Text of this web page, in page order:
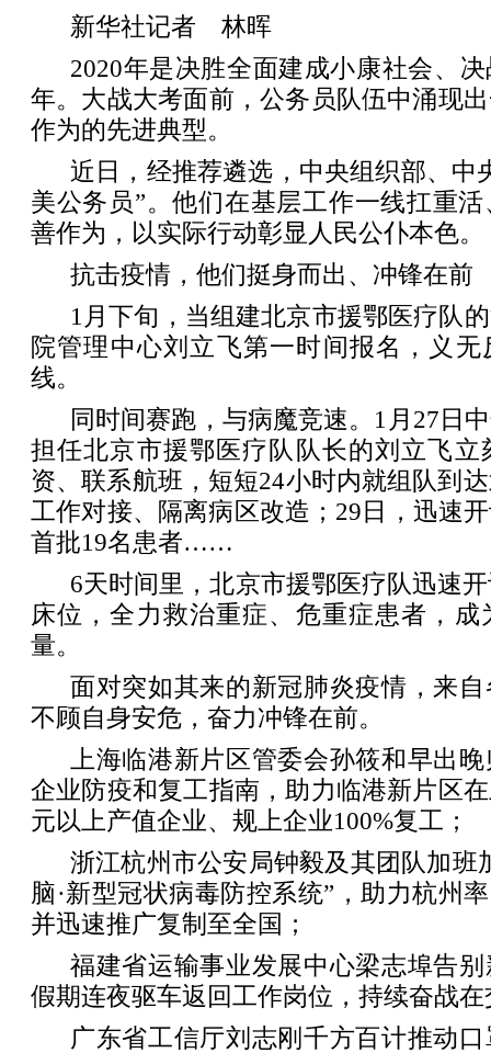
新华社记者 林晖
2020年是决胜全面建成小康社会、
年。大战大考面前，公务员队伍中涌现
作为的先进典型。
近日，经推荐遴选，中央组织部、中
美公务员”。他们在基层工作一线扛重
善作为，以实际行动彰显人民公仆本色。
抗击疫情，他们挺身而出、冲锋在前
1月下旬，当组建北京市援鄂医疗队
院管理中心刘立飞第一时间报名，义无
线。
同时间赛跑，与病魔竞速。1月27日
担任北京市援鄂医疗队队长的刘立飞立
资、联系航班，短短24小时内就组队到
工作对接、隔离病区改造；29日，迅速
首批19名患者……
6天时间里，北京市援鄂医疗队迅速
床位，全力救治重症、危重症患者，
量。
面对突如其来的新冠肺炎疫情，来
不顾自身安危，奋力冲锋在前。
上海临港新片区管委会孙筱和早出
企业防疫和复工指南，助力临港新片区
元以上产值企业、规上企业100%复工；
浙江杭州市公安局钟毅及其团队加班
脑·新型冠状病毒防控系统”，助力杭州
并迅速推广复制至全国；
福建省运输事业发展中心梁志埠告
假期连夜驱车返回工作岗位，持续奋战
广东省工信厅刘志刚千方百计推动